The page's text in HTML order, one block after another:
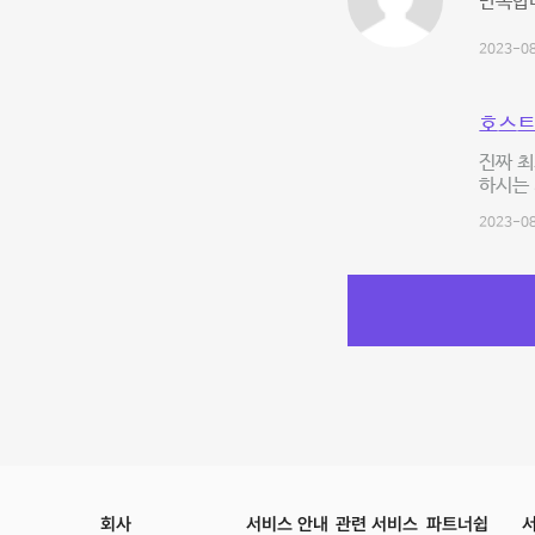
2023-
호스
진짜
하시
2023-
회사 서비스 안내 관련 서비스 파트너쉽